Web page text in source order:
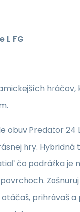
L FG
hráčov,
obuv Predator 24
hry.
čo podrážka je
prihrávaš a